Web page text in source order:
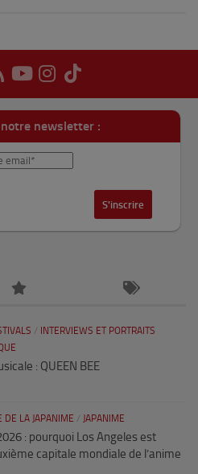
newsletter :
/
INTERVIEWS ET PORTRAITS
: QUEEN BEE
DE LA JAPANIME / JAPANIME
: pourquoi Los Angeles est
capitale mondiale de l’anime